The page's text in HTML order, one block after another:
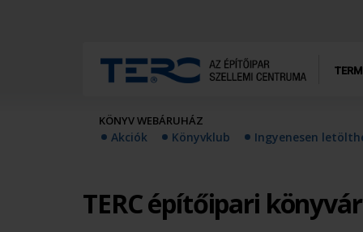
KÖNYV WEBÁRUHÁZ
Akciók Könyvklub Ingyenesen
TERC építőipari